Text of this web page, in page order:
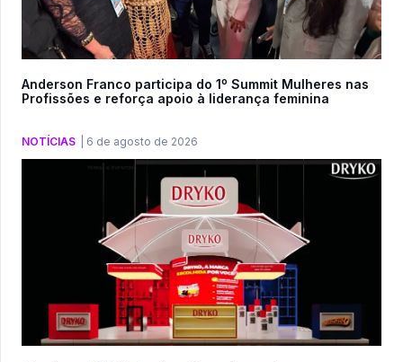
Anderson Franco participa do 1º Summit Mulheres nas
Profissões e reforça apoio à liderança feminina
NOTÍCIAS 6 de agosto de 2026